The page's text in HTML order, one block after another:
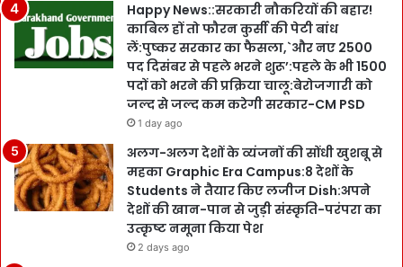
Happy News::सरकारी नौकरियों की बहार!
काबिल हों तो फौरन कुर्सी की पेटी बांध
लें:पुष्कर सरकार का फैसला,`और नए 2500
पद दिसंबर से पहले भरने शुरू’:पहले के भी 1500
पदों को भरने की प्रक्रिया चालू:बेरोजगारी को
जल्द से जल्द कम करेगी सरकार-CM PSD
1 day ago
अलग-अलग देशों के व्यंजनों की सोंधी खुशबू से
महका Graphic Era Campus:8 देशों के
Students ने तैयार किए लजीज Dish:अपने
देशों की खान-पान से जुड़ी संस्कृति-परंपरा का
उत्कृष्ट नमूना किया पेश
2 days ago